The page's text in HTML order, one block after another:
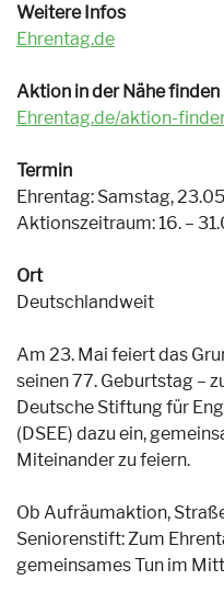
Weitere Infos
Ehrentag.de
Aktion in der Nähe finden
Ehrentag.de/aktion-
Termin
Ehrentag: Samstag,
Aktionszeitraum: 16. –
Ort
Deutschlandweit
Am 23. Mai feiert das
seinen 77. Geburtstag –
Deutsche Stiftung für
(DSEE) dazu ein,
Miteinander zu feiern.
Ob Aufräumaktion,
Seniorenstift: Zum
gemeinsames Tun im